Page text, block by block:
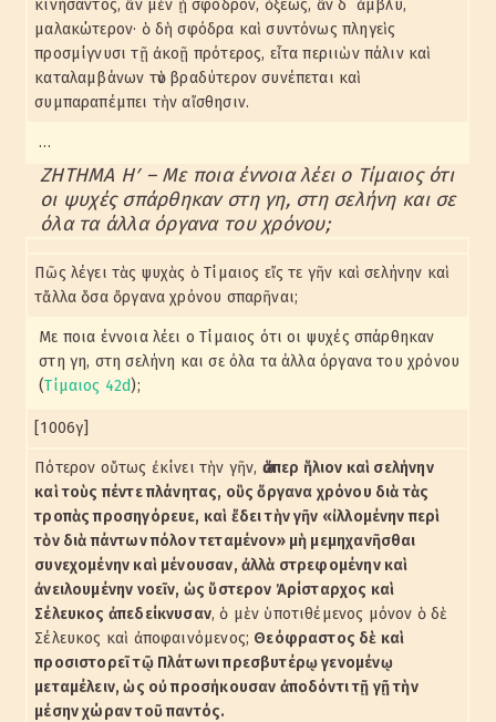
κινήσαντος, ἂν μὲν ᾖ σφοδρόν, ὀξέως, ἂν δ´ ἀμβλύ,
μαλακώτερον· ὁ δὴ σφόδρα καὶ συντόνως πληγεὶς
προσμίγνυσι τῇ ἀκοῇ πρότερος, εἶτα περιιὼν πάλιν καὶ
καταλαμβάνων τὸν βραδύτερον συνέπεται καὶ
συμπαραπέμπει τὴν αἴσθησιν.
…
ΖΗΤΗΜΑ Ηʹ – Με ποια έννοια λέει ο Τίμαιος ότι
οι ψυχές σπάρθηκαν στη γη, στη σελήνη και σε
όλα τα άλλα όργανα του χρόνου;
Πῶς λέγει τὰς ψυχὰς ὁ Τίμαιος εἴς τε γῆν καὶ σελήνην καὶ
τἄλλα ὅσα ὄργανα χρόνου σπαρῆναι;
Με ποια έννοια λέει ο Τίμαιος ότι οι ψυχές σπάρθηκαν
στη γη, στη σελήνη και σε όλα τα άλλα όργανα του χρόνου
(Τίμαιος 42d);
[1006γ]
Πότερον οὕτως ἐκίνει τὴν γῆν, ὥσπερ ἥλιον καὶ σελήνην
καὶ τοὺς πέντε πλάνητας, οὓς ὄργανα χρόνου διὰ τὰς
τροπὰς προσηγόρευε, καὶ ἔδει τὴν γῆν «ἰλλομένην περὶ
τὸν διὰ πάντων πόλον τεταμένον» μὴ μεμηχανῆσθαι
συνεχομένην καὶ μένουσαν, ἀλλὰ στρεφομένην καὶ
ἀνειλουμένην νοεῖν, ὡς ὕστερον Ἀρίσταρχος καὶ
Σέλευκος ἀπεδείκνυσαν, ὁ μὲν ὑποτιθέμενος μόνον ὁ δὲ
Σέλευκος καὶ ἀποφαινόμενος; Θεόφραστος δὲ καὶ
προσιστορεῖ τῷ Πλάτωνι πρεσβυτέρῳ γενομένῳ
μεταμέλειν, ὡς οὐ προσήκουσαν ἀποδόντι τῇ γῇ τὴν
μέσην χώραν τοῦ παντός.